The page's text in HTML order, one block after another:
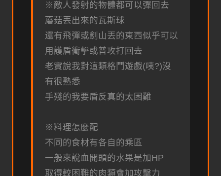
※敵人發射的物體都可以彈回去
蘑菇丟出來的瓦斯球
還有飛彈或劍山丟的東西似乎可以
用護盾衝擊或普攻打回去
老實說我對這類格鬥遊戲(咦?)沒
有很熟悉
手殘的我要盾反真的太困難
※料理怎麼配
不同的食材有各自的乘區
一般來說血開頭的水果是加HP
取得較困難的肉類會加攻擊力